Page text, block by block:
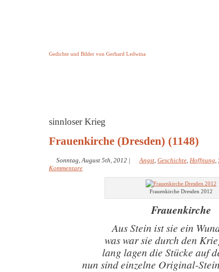
Gedichte und Bilder von Gerhard Ledwina
sinnloser Krieg
Frauenkirche (Dresden) (1148)
Sonntag, August 5th, 2012 | Angst, Geschichte, Hoffnung,
Kommentare
Frauenkirche Dresden 2012
Frauenkirche
Aus Stein ist sie ein
was war sie durch den
lang lagen die Stücke auf
nun sind einzelne Original-